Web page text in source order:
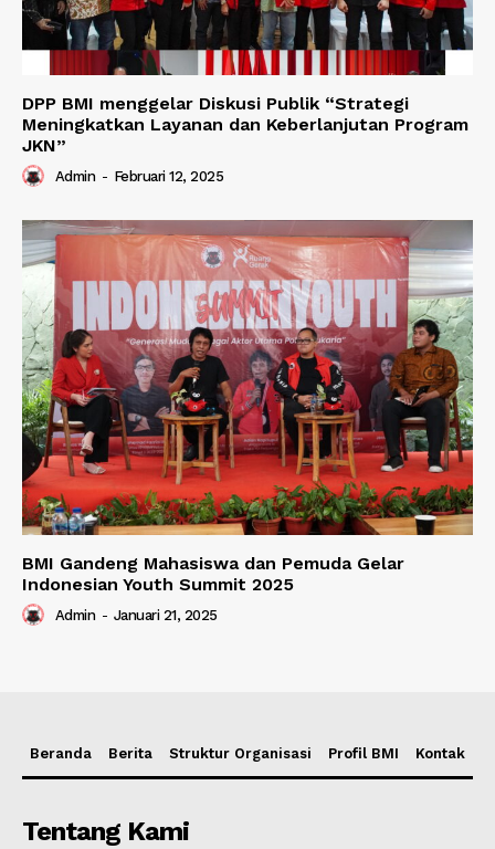
DPP BMI menggelar Diskusi Publik “Strategi
Meningkatkan Layanan dan Keberlanjutan Program
JKN”
Admin - Februari 12, 2025
BMI Gandeng Mahasiswa dan Pemuda Gelar
Indonesian Youth Summit 2025
Admin - Januari 21, 2025
Beranda Berita Struktur Organisasi Profil BMI Kontak
Tentang Kami